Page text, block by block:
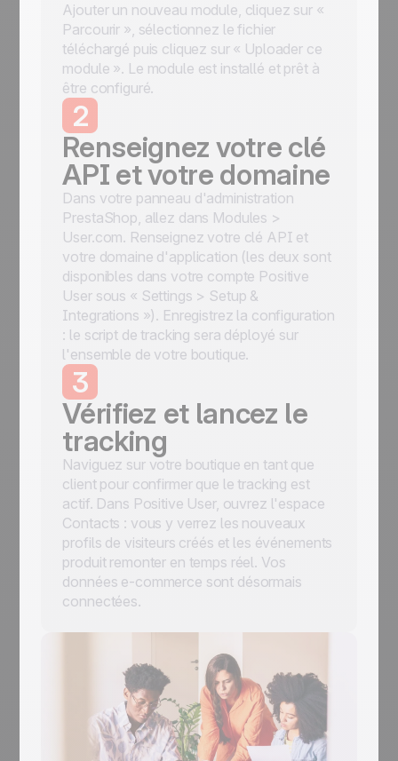
Ajouter un nouveau module, cliquez sur «
Parcourir », sélectionnez le fichier
téléchargé puis cliquez sur « Uploader ce
module ». Le module est installé et prêt à
être configuré.
2
Renseignez votre clé
API et votre domaine
Dans votre panneau d'administration
PrestaShop, allez dans Modules >
User.com. Renseignez votre clé API et
votre domaine d'application (les deux sont
disponibles dans votre compte Positive
User sous « Settings > Setup &
Integrations »). Enregistrez la configuration
: le script de tracking sera déployé sur
l'ensemble de votre boutique.
3
Vérifiez et lancez le
tracking
Naviguez sur votre boutique en tant que
client pour confirmer que le tracking est
actif. Dans Positive User, ouvrez l'espace
Contacts : vous y verrez les nouveaux
profils de visiteurs créés et les événements
produit remonter en temps réel. Vos
données e-commerce sont désormais
connectées.